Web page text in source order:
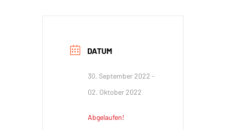
DATUM
30. September 2022 -
02. Oktober 2022
Abgelaufen!